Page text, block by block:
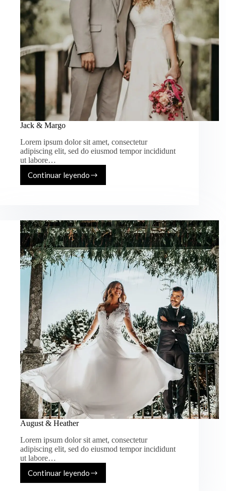
Jack & Margo
Lorem ipsum dolor sit amet, consectetur
adipiscing elit, sed do eiusmod tempor incididunt
ut labore…
Continuar leyendo
Jack
&
August & Heather
Lorem ipsum dolor sit amet, consectetur
adipiscing elit, sed do eiusmod tempor incididunt
ut labore…
Continuar leyendo
August
&